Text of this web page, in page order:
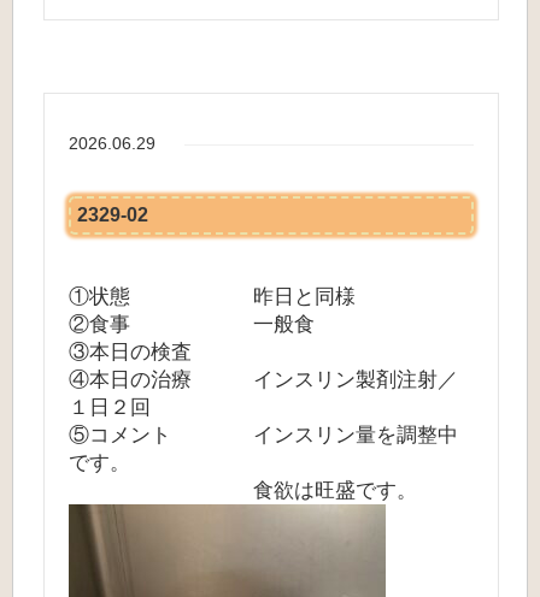
2026.06.29
2329-02
①状態 昨日と同様
②食事 一般食
③本日の検査
④本日の治療 インスリン製剤注射／
１日２回
⑤コメント インスリン量を調整中
です。
食欲は旺盛です。